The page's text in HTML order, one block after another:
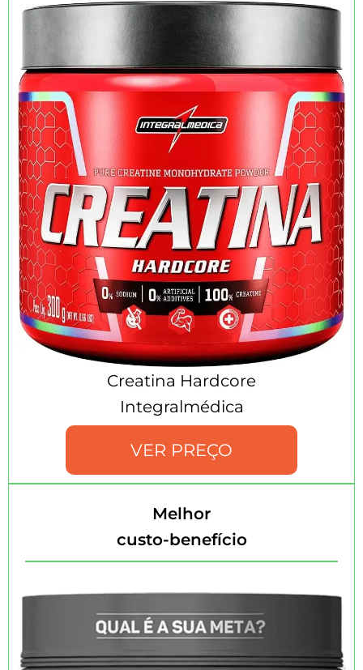
Creatina Hardcore
Integralmédica
VER PREÇO
Melhor
custo-benefício